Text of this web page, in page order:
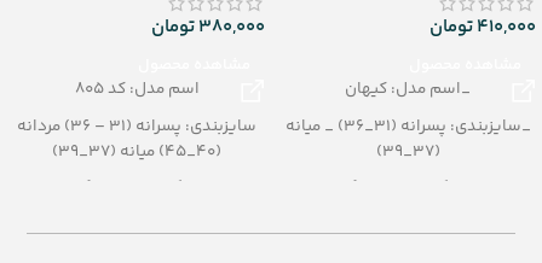
410,000تومان
_اسم مدل: کیهان
_سایزبندی: پسرانه (31_36) _ میانه
(37_39)
_رنگبندی: تک رنگ
_تعداد در کارتن: 12 جفت
380,000تومان
اسم مدل: کد 805
سایزبندی: پسرانه (31 – 36) مردانه
(40_45) میانه (37_39)
رنگبندی: تک رنگ
تعداد در کارتن: 12 جفت